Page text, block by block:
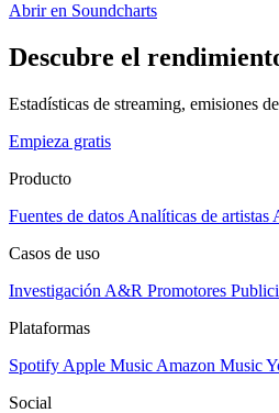
Abrir en Soundcharts
Descubre el
Estadísticas de streaming, emisiones
Empieza gratis
Producto
Fuentes de datos Analíticas de artistas
Casos de uso
Investigación A&R Promotores
Plataformas
Spotify Apple Music Amazon Music
Social